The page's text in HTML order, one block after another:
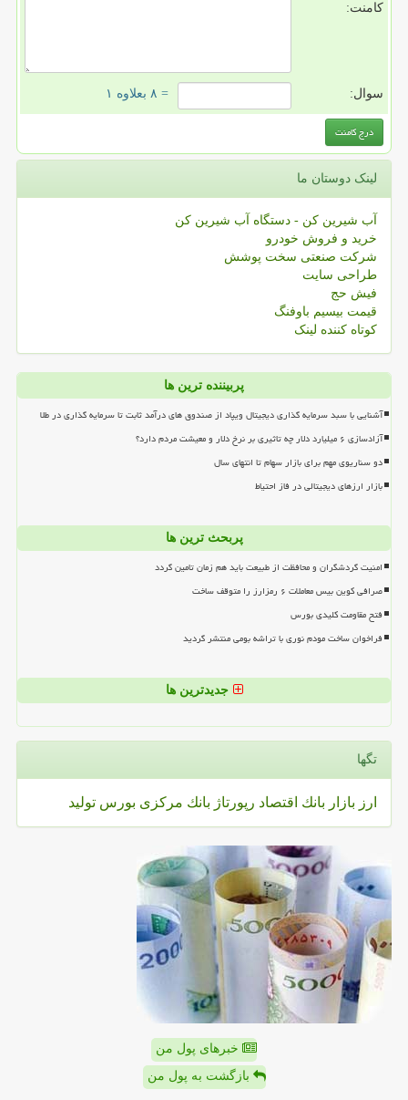
کامنت:
سوال: = ۸ بعلاوه ۱
لینک دوستان ما
آب شیرین کن - دستگاه آب شیرین کن
خرید و فروش خودرو
شرکت صنعتی سخت پوشش
طراحی سایت
فیش حج
قیمت بیسیم باوفنگ
کوتاه کننده لینک
پربیننده ترین ها
آشنایی با سبد سرمایه گذاری دیجیتال ویپاد از صندوق های درآمد ثابت تا سرمایه گذاری در طلا
آزادسازی ۶ میلیارد دلار چه تاثیری بر نرخ دلار و معیشت مردم دارد؟
دو سناریوی مهم برای بازار سهام تا انتهای سال
بازار ارزهای دیجیتالی در فاز احتیاط
پربحث ترین ها
امنیت گردشگران و محافظت از طبیعت باید هم زمان تامین گردد
صرافی کوین بیس معاملات ۶ رمزارز را متوقف ساخت
فتح مقاومت کلیدی بورس
فراخوان ساخت مودم نوری با تراشه بومی منتشر گردید
جدیدترین ها
تگها
ارز بازار بانك اقتصاد رپورتاژ بانك مركزی بورس تولید
خبرهای پول من
بازگشت به پول من